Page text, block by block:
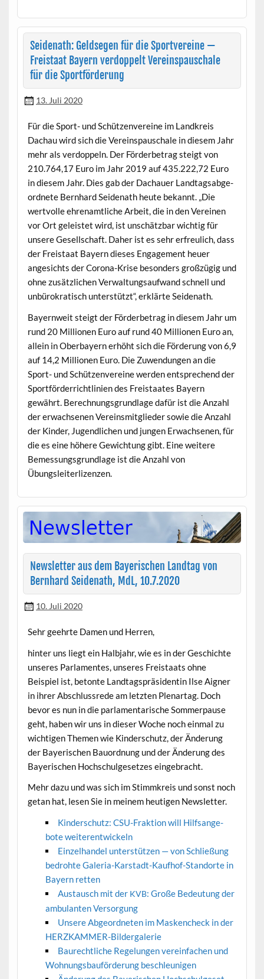
Seidenath: Geldsegen für die Sportvereine —
Freistaat Bayern verdoppelt Vereinspauschale
für die Sportförderung
13. Juli 2020
Für die Sport- und Schützen­vere­ine im Land­kreis
Dachau wird sich die Vere­inspauschale in diesem Jahr
mehr als ver­dop­peln. Der Förder­be­trag steigt von
210.764,17 Euro im Jahr 2019 auf 435.222,72 Euro
in diesem Jahr. Dies gab der Dachauer Land­tagsab­ge­
ord­nete Bern­hard Sei­de­nath heute bekan­nt. „Die
wertvolle ehre­namtliche Arbeit, die in den Vere­inen
vor Ort geleis­tet wird, ist unschätzbar wichtig für
unsere Gesellschaft. Daher ist es sehr erfreulich, dass
der Freis­taat Bay­ern dieses Engage­ment heuer
angesichts der Coro­na-Krise beson­ders großzügig und
ohne zusät­zlichen Ver­wal­tungsaufwand schnell und
unbürokratisch unter­stützt“, erk­lärte Seidenath.
Bay­ern­weit steigt der Förder­be­trag in diesem Jahr um
rund 20 Mil­lio­nen Euro auf rund 40 Mil­lio­nen Euro an,
allein in Ober­bay­ern erhöht sich die Förderung von 6,9
auf 14,2 Mil­lio­nen Euro. Die Zuwen­dun­gen an die
Sport- und Schützen­vere­ine wer­den entsprechend der
Sport­förder­richtlin­ien des Freis­taates Bay­ern
gewährt. Berech­nungs­grund­lage dafür ist die Anzahl
der erwach­se­nen Vere­ins­mit­glieder sowie die Anzahl
der Kinder, Jugendlichen und jun­gen Erwach­se­nen, für
die es eine höhere Gewich­tung gibt. Eine weit­ere
Bemes­sungs­grund­lage ist die Anzahl von
Übungsleiterlizenzen.
Newsletter aus dem Bayerischen Landtag von
Bernhard Seidenath, MdL, 10.7.2020
10. Juli 2020
Sehr geehrte Damen und Herren,
hin­ter uns liegt ein Hal­b­jahr, wie es in der Geschichte
unseres Par­la­mentes, unseres Freis­taats ohne
Beispiel ist, betonte Land­tagspräsi­dentin Ilse Aign­er
in ihrer Abschlussrede am let­zten Ple­nartag. Doch
bevor es nun in die par­la­men­tarische Som­mer­pause
geht, haben wir uns in dieser Woche noch ein­mal zu
wichti­gen The­men wie Kinder­schutz, der Änderung
der Bay­erischen Bauord­nung und der Änderung des
Bay­erischen Hochschulge­set­zes eingebracht.
Mehr dazu und was sich im Stimmkreis und son­st noch
getan hat, lesen Sie in meinem heuti­gen Newsletter.
Kinder­schutz: CSU-Frak­tion will Hil­f­sange­
bote weiterentwickeln
Einzel­han­del unter­stützen — von Schließung
bedro­hte Gale­ria-Karstadt-Kaufhof-Stan­dorte in
Bay­ern retten
Aus­tausch mit der KVB: Große Bedeu­tung der
ambu­lanten Versorgung
Unsere Abge­ord­neten im Maskencheck in der
HERZKAMMER-Bildergalerie
Bau­rechtliche Regelun­gen vere­in­fachen und
Woh­nungs­bauförderung beschleunigen